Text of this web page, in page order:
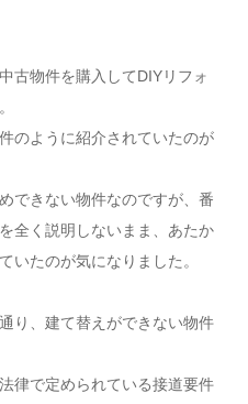
古物件を購入してDIYリフォ
のように紹介されていたのが
できない物件なのですが、番
全く説明しないまま、あたか
いたのが気になりました。
り、建て替えができない物件
律で定められている接道要件